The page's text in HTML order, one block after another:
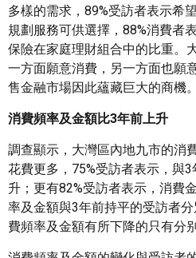
多樣的需求，89%受訪者表示希
規劃服務可供選擇，88%消費者
保險在家庭理財組合中的比重。
一方面願意消費，另一方面也願
售金融市場因此蘊藏巨大的商機。
消費頻率及金額比3年前上升
調查顯示，大灣區內地九市的消
花費更多，75%受訪者表示，與
升；更有82%受訪者表示，消費
率及金額與3年前持平的受訪者
費頻率及金額有所下降的只有分别